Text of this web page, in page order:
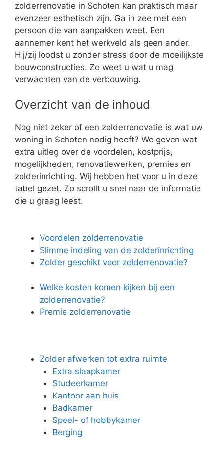
zolderrenovatie in Schoten kan praktisch maar
evenzeer esthetisch zijn. Ga in zee met een
persoon die van aanpakken weet. Een
aannemer kent het werkveld als geen ander.
Hij/zij loodst u zonder stress door de moeilijkste
bouwconstructies. Zo weet u wat u mag
verwachten van de verbouwing.
Overzicht van de inhoud
Nog niet zeker of een zolderrenovatie is wat uw
woning in Schoten nodig heeft? We geven wat
extra uitleg over de voordelen, kostprijs,
mogelijkheden, renovatiewerken, premies en
zolderinrichting. Wij hebben het voor u in deze
tabel gezet. Zo scrollt u snel naar de informatie
die u graag leest.
Voordelen zolderrenovatie
Slimme indeling van de zolderinrichting
Zolder geschikt voor zolderrenovatie?
Welke kosten komen kijken bij een
zolderrenovatie?
Premie zolderrenovatie
Zolder afwerken tot extra ruimte
Extra slaapkamer
Studeerkamer
Kantoor aan huis
Badkamer
Speel- of hobbykamer
Berging